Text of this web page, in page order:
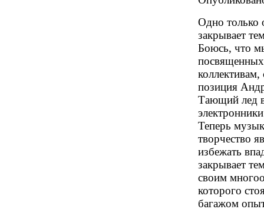
Одно только
закрывает
Боюсь, что
позиция
Тающий лед
Теперь
творчество
избежать
закрывает
своим
которого
багажом